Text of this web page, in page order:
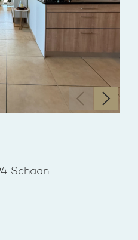
‹ ›
Schaan